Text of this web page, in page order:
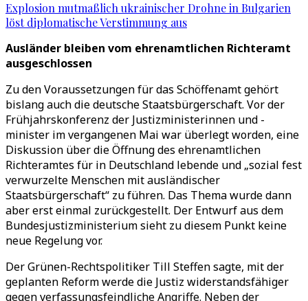
Explosion mutmaßlich ukrainischer Drohne in Bulgarien
löst diplomatische Verstimmung aus
Ausländer bleiben vom ehrenamtlichen Richteramt
ausgeschlossen
Zu den Voraussetzungen für das Schöffenamt gehört
bislang auch die deutsche Staatsbürgerschaft. Vor der
Frühjahrskonferenz der Justizministerinnen und -
minister im vergangenen Mai war überlegt worden, eine
Diskussion über die Öffnung des ehrenamtlichen
Richteramtes für in Deutschland lebende und „sozial fest
verwurzelte Menschen mit ausländischer
Staatsbürgerschaft“ zu führen. Das Thema wurde dann
aber erst einmal zurückgestellt. Der Entwurf aus dem
Bundesjustizministerium sieht zu diesem Punkt keine
neue Regelung vor.
Der Grünen-Rechtspolitiker Till Steffen sagte, mit der
geplanten Reform werde die Justiz widerstandsfähiger
gegen verfassungsfeindliche Angriffe. Neben der